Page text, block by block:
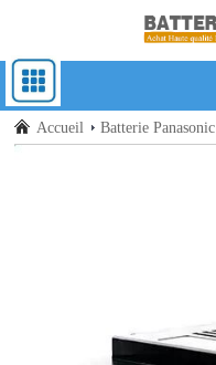
Accueil Batterie Panasonic